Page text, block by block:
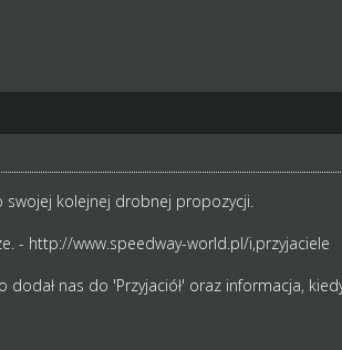
kolejnej drobnej propozycji.
- http://www.speedway-world.pl/i,przyjaciele
dodał nas do 'Przyjaciół' oraz informacja,